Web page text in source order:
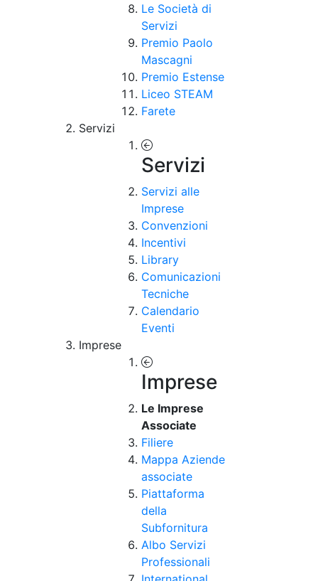
Le Società di
Servizi
Premio Paolo
Mascagni
Premio Estense
Liceo STEAM
Farete
Servizi
Servizi
Servizi alle
Imprese
Convenzioni
Incentivi
Library
Comunicazioni
Tecniche
Calendario
Eventi
Imprese
Imprese
Le Imprese
Associate
Filiere
Mappa Aziende
associate
Piattaforma
della
Subfornitura
Albo Servizi
Professionali